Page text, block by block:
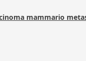
mammario